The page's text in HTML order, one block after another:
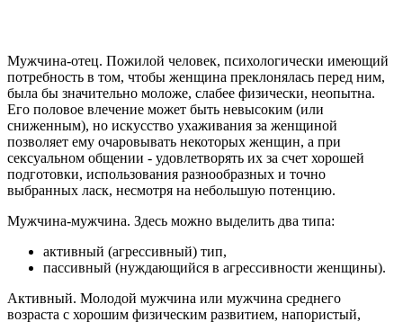
Мужчина-отец. Пожилой человек, психологически имеющий
потребность в том, чтобы женщина преклонялась перед ним,
была бы значительно моложе, слабее физически, неопытна.
Его половое влечение может быть невысоким (или
сниженным), но искусство ухаживания за женщиной
позволяет ему очаровывать некоторых женщин, а при
сексуальном общении - удовлетворять их за счет хорошей
подготовки, использования разнообразных и точно
выбранных ласк, несмотря на небольшую потенцию.
Мужчина-мужчина. Здесь можно выделить два типа:
активный (агрессивный) тип,
пассивный (нуждающийся в агрессивности женщины).
Активный. Молодой мужчина или мужчина среднего
возраста с хорошим физическим развитием, напористый,